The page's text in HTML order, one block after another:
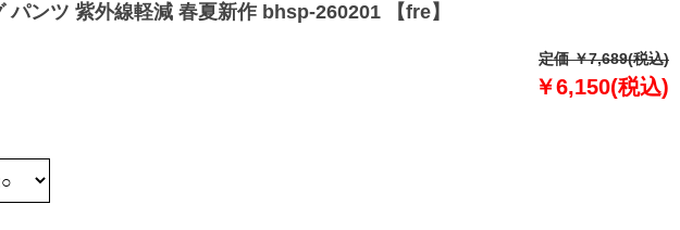
ンツ 紫外線軽減 春夏新作 bhsp-260201 【fre】
定価 ￥7,689(税込)
￥6,150(税込)